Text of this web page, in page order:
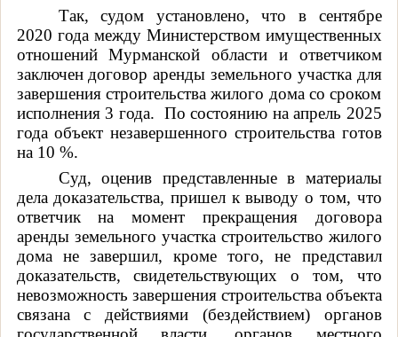
Так, судом установлено, что в сентябре
2020 года между Министерством имущественных
отношений Мурманской области и ответчиком
заключен договор аренды земельного участка для
завершения строительства жилого дома со сроком
исполнения 3 года. По состоянию на апрель 2025
года объект незавершенного строительства готов
на 10 %.
Суд, оценив представленные в материалы
дела доказательства, пришел к выводу о том, что
ответчик на момент прекращения договора
аренды земельного участка строительство жилого
дома не завершил, кроме того, не представил
доказательств, свидетельствующих о том, что
невозможность завершения строительства объекта
связана с действиями (бездействием) органов